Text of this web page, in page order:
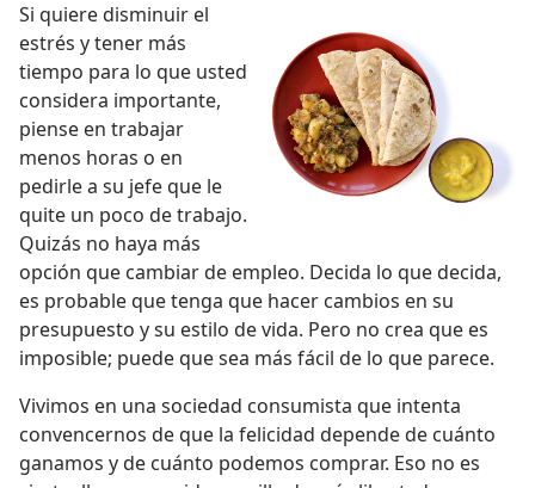
Si quiere disminuir el
estrés y tener más
tiempo para lo que usted
considera importante,
piense en trabajar
menos horas o en
pedirle a su jefe que le
quite un poco de trabajo.
Quizás no haya más
opción que cambiar de empleo. Decida lo que decida,
es probable que tenga que hacer cambios en su
presupuesto y su estilo de vida. Pero no crea que es
imposible; puede que sea más fácil de lo que parece.
Vivimos en una sociedad consumista que intenta
convencernos de que la felicidad depende de cuánto
ganamos y de cuánto podemos comprar. Eso no es